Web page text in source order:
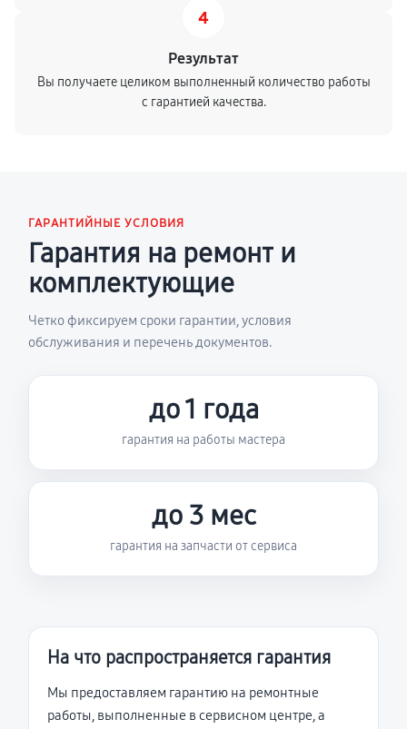
4
Результат
Вы получаете целиком выполненный количество работы
с гарантией качества.
ГАРАНТИЙНЫЕ УСЛОВИЯ
Гарантия на ремонт и
комплектующие
Четко фиксируем сроки гарантии, условия
обслуживания и перечень документов.
до 1 года
гарантия на работы мастера
до 3 мес
гарантия на запчасти от сервиса
На что распространяется гарантия
Мы предоставляем гарантию на ремонтные
работы, выполненные в сервисном центре, а